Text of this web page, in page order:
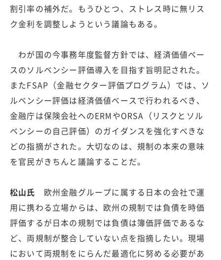
割引率の補外だ。もうひとつ、ストレス時に無リス
ク金利を調整しようという議論もある。
わが国の今事務年度監督方針では、経済価値ベー
スのソルベンシー評価導入を目指す旨明記された。
またFSAP（金融セクター評価プログラム）では、ソ
ルベンシー評価は経済価値ベースで行われるべき、
金融庁は保険会社へのERMやORSA（リスクとソル
ベンシーの自己評価）のガイダンスを強化すべきな
どの指摘がされた。大切なのは、規制の本来の意味
を官民がきちんと議論することだ。
松山氏 欧州金融グループに属する日本の会社で運
用に携わる立場からは、欧州の規制では負債を時価
評価するが日本の規制では負債は簿価評価であるな
ど、両規制が整合していない点を指摘したい。現場
において両規制をにらんだ最適化に努める必要があ